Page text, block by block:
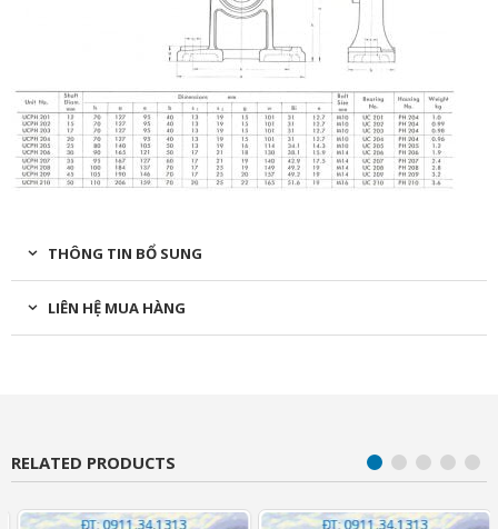
THÔNG TIN BỔ SUNG
LIÊN HỆ MUA HÀNG
RELATED PRODUCTS